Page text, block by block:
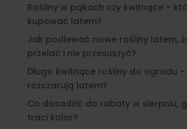
Rośliny w pąkach czy kwitnące –
kupować latem?
Jak podlewać nowe rośliny latem,
przelać i nie przesuszyć?
Długo kwitnące rośliny do ogrodu
rozczarują latem?
Co dosadzić do rabaty w sierpniu,
traci kolor?